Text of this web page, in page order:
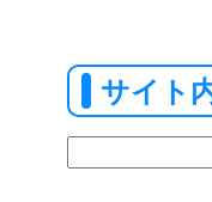
サイト
索: